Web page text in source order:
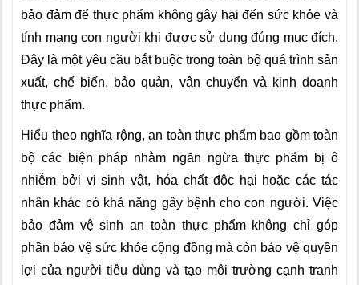
bảo đảm để thực phẩm không gây hại đến sức khỏe và
tính mạng con người khi được sử dụng đúng mục đích.
Đây là một yêu cầu bắt buộc trong toàn bộ quá trình sản
xuất, chế biến, bảo quản, vận chuyển và kinh doanh
thực phẩm.
Hiểu theo nghĩa rộng, an toàn thực phẩm bao gồm toàn
bộ các biện pháp nhằm ngăn ngừa thực phẩm bị ô
nhiễm bởi vi sinh vật, hóa chất độc hại hoặc các tác
nhân khác có khả năng gây bệnh cho con người. Việc
bảo đảm vệ sinh an toàn thực phẩm không chỉ góp
phần bảo vệ sức khỏe cộng đồng mà còn bảo vệ quyền
lợi của người tiêu dùng và tạo môi trường cạnh tranh